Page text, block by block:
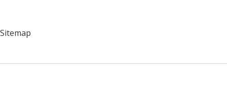
Sitemap